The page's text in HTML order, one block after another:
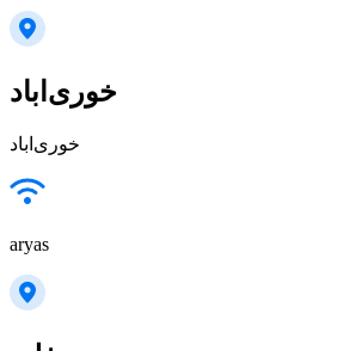
خوری‌اباد
خوری‌اباد
aryas